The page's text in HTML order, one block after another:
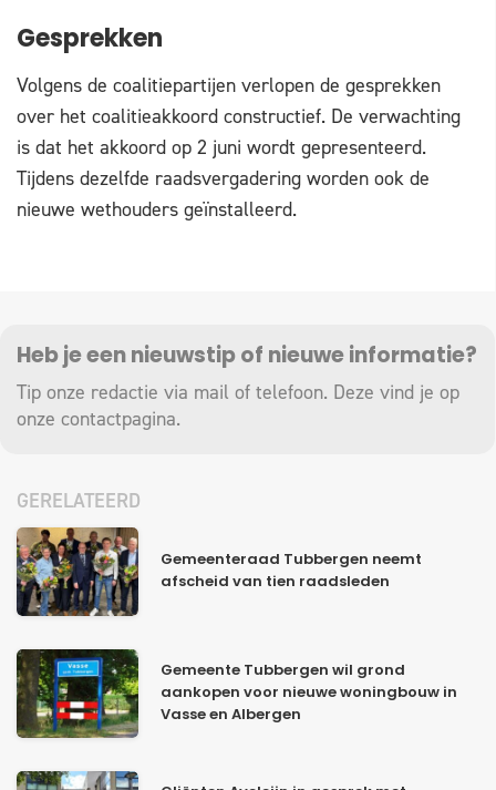
Gesprekken
Volgens de coalitiepartijen verlopen de gesprekken
over het coalitieakkoord constructief. De verwachting
is dat het akkoord op 2 juni wordt gepresenteerd.
Tijdens dezelfde raadsvergadering worden ook de
nieuwe wethouders geïnstalleerd.
Heb je een nieuwstip of nieuwe informatie?
Tip onze redactie via mail of telefoon. Deze vind je op
onze contactpagina.
GERELATEERD
Gemeenteraad Tubbergen neemt
afscheid van tien raadsleden
Gemeente Tubbergen wil grond
aankopen voor nieuwe woningbouw in
Vasse en Albergen